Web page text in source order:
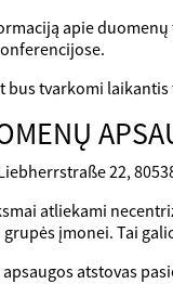
apie
bus tvarkomi
22,
atliekami
įmonei. Tai
atstovas